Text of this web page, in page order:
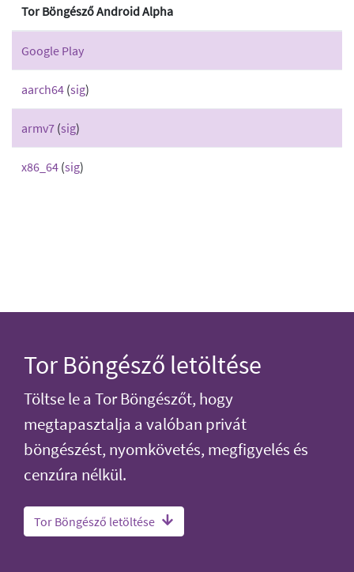
Tor Böngésző Android Alpha
Google Play
aarch64 (sig)
armv7 (sig)
x86_64 (sig)
Tor Böngésző letöltése
Töltse le a Tor Böngészőt, hogy
megtapasztalja a valóban privát
böngészést, nyomkövetés, megfigyelés és
cenzúra nélkül.
Tor Böngésző letöltése